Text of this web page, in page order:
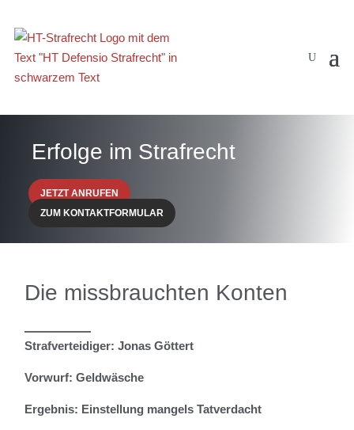
Erfolge im Strafrecht
JETZT ANRUFEN
ZUM KONTAKTFORMULAR
Die missbrauchten Konten
Strafverteidiger: Jonas Göttert
Vorwurf: Geldwäsche
Ergebnis: Einstellung mangels Tatverdacht